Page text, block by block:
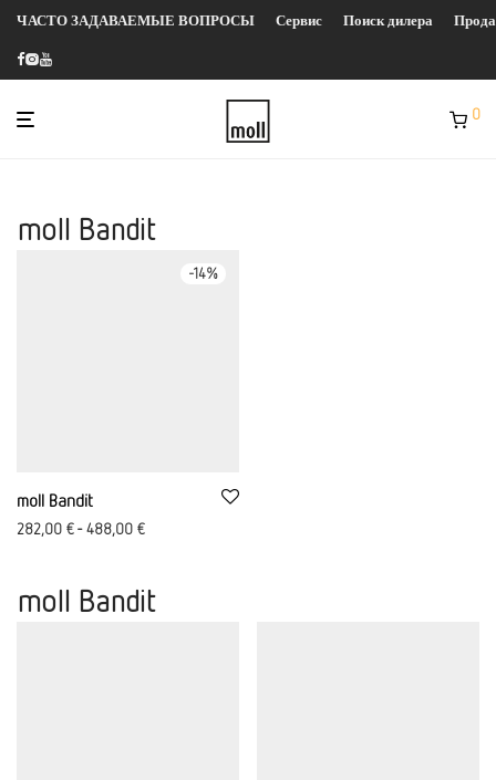
ЧАСТО ЗАДАВАЕМЫЕ ВОПРОСЫ Сервис Поиск дилера
0
moll Bandit
-14%
moll Bandit
282,00 €-488,00 €
moll Bandit